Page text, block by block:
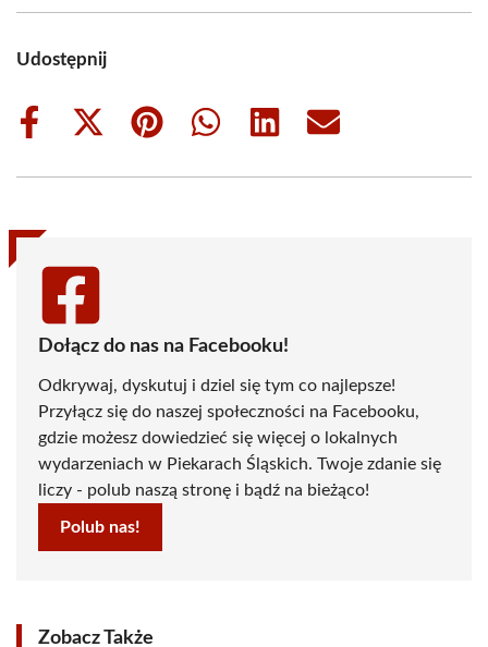
Udostępnij
Share
Share
(Twitter)
Share
Share
Share
Share
Dołącz do nas na Facebooku!
Odkrywaj, dyskutuj i dziel się tym co najlepsze!
Przyłącz się do naszej społeczności na Facebooku,
gdzie możesz dowiedzieć się więcej o lokalnych
wydarzeniach w Piekarach Śląskich. Twoje zdanie się
liczy - polub naszą stronę i bądź na bieżąco!
Polub nas!
Zobacz Także